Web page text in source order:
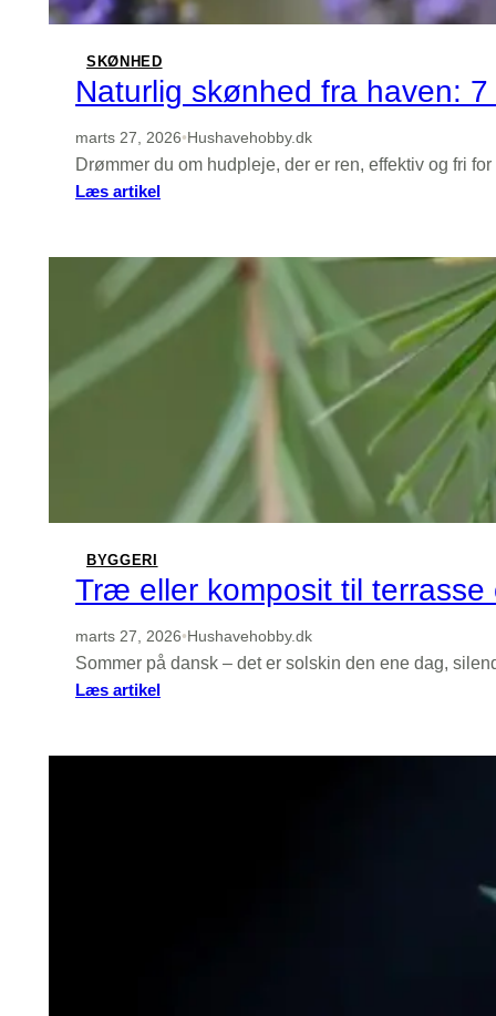
SKØNHED
Naturlig skønhed fra haven:
marts 27, 2026•Hushavehobby.dk
Drømmer du om hudpleje, der er ren, effektiv og fri
Læs artikel:
fra
haven:
7
urter
hårpleje
BYGGERI
Træ eller komposit til
marts 27, 2026•Hushavehobby.dk
Sommer på dansk – det er solskin den ene dag,
Læs artikel:
komposit